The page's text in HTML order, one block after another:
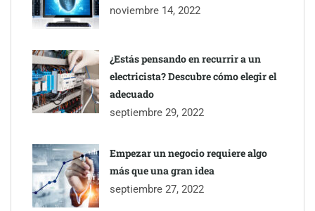
noviembre 14, 2022
¿Estás pensando en recurrir a un
electricista? Descubre cómo elegir el
adecuado
septiembre 29, 2022
Empezar un negocio requiere algo
más que una gran idea
septiembre 27, 2022